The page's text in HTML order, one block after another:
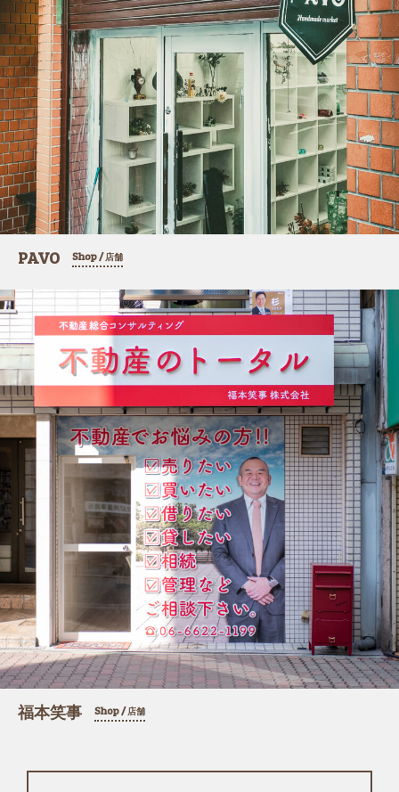
PAVO Shop / 店舗
福本笑事 Shop / 店舗